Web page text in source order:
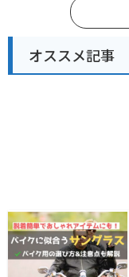
オススメ記事